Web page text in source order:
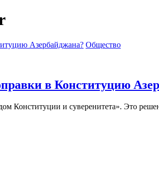
Общество
в Конституцию
Конституции и суверенитета». Это